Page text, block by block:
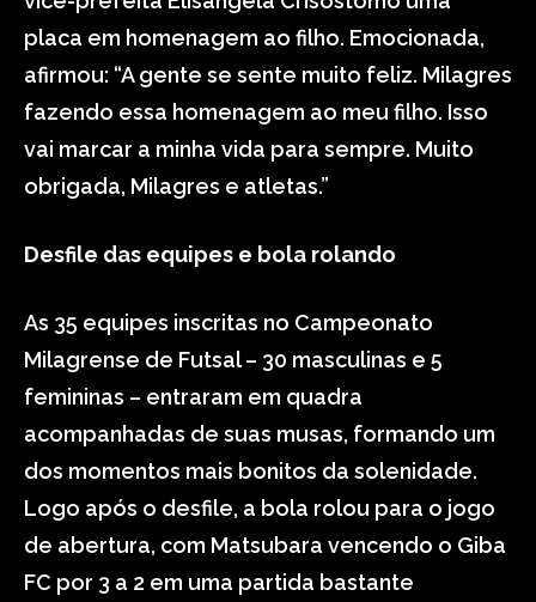
placa em homenagem ao filho. Emocionada,
afirmou: “A gente se sente muito feliz. Milagres
fazendo essa homenagem ao meu filho. Isso
vai marcar a minha vida para sempre. Muito
obrigada, Milagres e atletas.”
Desfile das equipes e bola rolando
As 35 equipes inscritas no Campeonato
Milagrense de Futsal – 30 masculinas e 5
femininas – entraram em quadra
acompanhadas de suas musas, formando um
dos momentos mais bonitos da solenidade.
Logo após o desfile, a bola rolou para o jogo
de abertura, com Matsubara vencendo o Giba
FC por 3 a 2 em uma partida bastante